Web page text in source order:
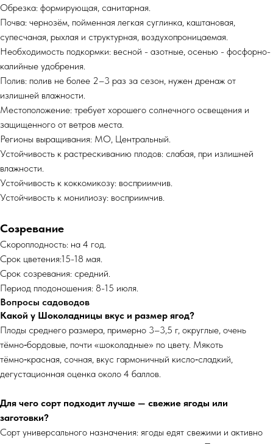
Обрезка: формирующая, санитарная.
Почва: чернозём, пойменная легкая суглинка, каштановая,
супесчаная, рыхлая и структурная, воздухопроницаемая.
Необходимость подкормки: весной - азотные, осенью - фосфорно-
калийные удобрения.
Полив: полив не более 2–3 раз за сезон, нужен дренаж от
излишней влажности.
Местоположение: требует хорошего солнечного освещения и
защищенного от ветров места.
Регионы выращивания: МО, Центральный.
Устойчивость к растрескиванию плодов: слабая, при излишней
влажности.
Устойчивость к коккомикозу: восприимчив.
Устойчивость к монилиозу: восприимчив.
Созревание
Скороплодность: на 4 год.
Срок цветения:15-18 мая.
Срок созревания: средний.
Период плодоношения: 8-15 июля.
Вопросы садоводов
Какой у Шоколадницы вкус и размер ягод?
Плоды среднего размера, примерно 3–3,5 г, округлые, очень
тёмно‑бордовые, почти «шоколадные» по цвету. Мякоть
тёмно‑красная, сочная, вкус гармоничный кисло‑сладкий,
дегустационная оценка около 4 баллов.
Для чего сорт подходит лучше — свежие ягоды или
заготовки?
Сорт универсального назначения: ягоды едят свежими и активно